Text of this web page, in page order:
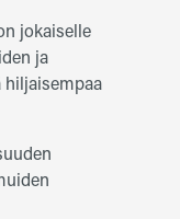
jokaiselle
ja
hiljaisempaa